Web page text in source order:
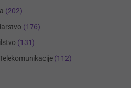
(202)
(176)
(131)
(112)